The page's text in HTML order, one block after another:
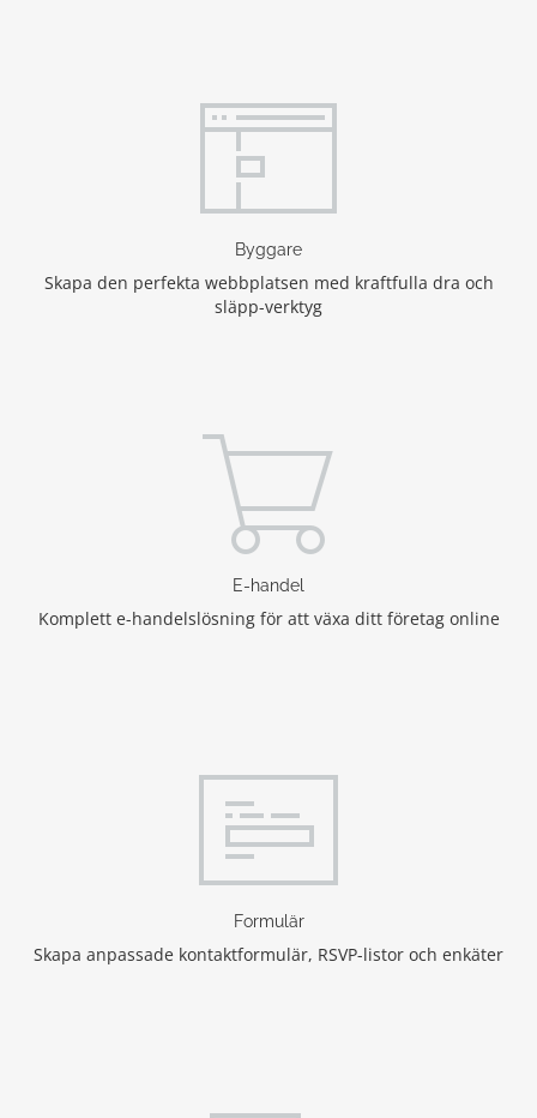
Byggare
Skapa den perfekta webbplatsen med kraftfulla dra och
släpp-verktyg
E-handel
Komplett e-handelslösning för att växa ditt företag online
Formulär
Skapa anpassade kontaktformulär, RSVP-listor och enkäter